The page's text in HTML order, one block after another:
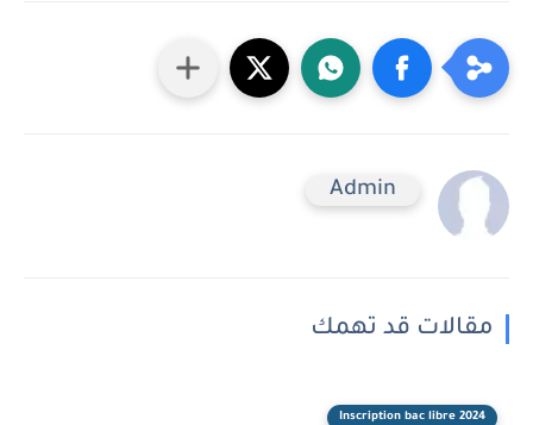
Admin
مقالات قد تهمك
2024 Inscription bac libre